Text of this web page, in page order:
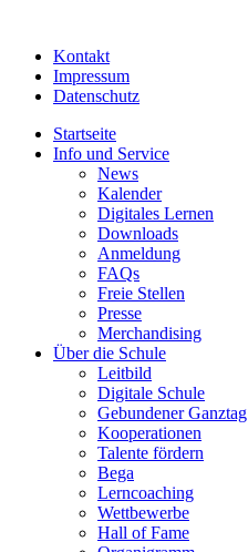
Kontakt
Impressum
Datenschutz
Startseite
Info und Service
News
Kalender
Digitales Lernen
Downloads
Anmeldung
FAQs
Freie Stellen
Presse
Merchandising
Über die Schule
Leitbild
Digitale Schule
Gebundener Ganztag
Kooperationen
Talente fördern
Bega
Lerncoaching
Wettbewerbe
Hall of Fame